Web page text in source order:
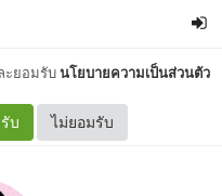
ะยอมรับนโยบายความเป็นส่วนตัว
บ ไม่ยอมรับ